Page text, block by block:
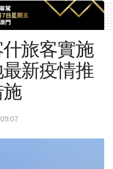
旅客實施
新疫情推